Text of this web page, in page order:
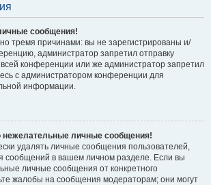
сообщения!
тремя причинами: вы не зарегистрированы и/
администратор запретил отправку
конференции или же администратор запретил
с администратором конференции для
информации.
нежелательные личные сообщения!
удалять личные сообщения пользователей,
сообщений в вашем личном разделе. Если вы
личные сообщения от конкретного
жалобы на сообщения модераторам; они могут